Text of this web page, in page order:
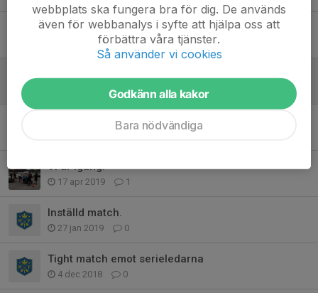
Ingen publik pga Covid-19
16 aug 2020 3
0
Fredagsträning
Vi är igång!
17 apr 2019 1
Inställd match.
27 jan 2019 0
Tight match emot serieledarna
4 dec 2018 0
webbplats ska fungera bra för dig. De används
även för webbanalys i syfte att hjälpa oss att
förbättra våra tjänster.
Så använder vi cookies
Godkänn alla kakor
Bara nödvändiga